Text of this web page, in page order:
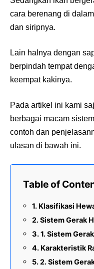
cara berenang di
dan siripnya.
Lain halnya dengan
berpindah tempat
keempat kakinya.
Pada artikel ini kami
berbagai macam
contoh dan
ulasan di bawah ini.
Table of
Klasifikasi
Sistem Gerak
1. Sistem
Karakteristik
2. Sistem